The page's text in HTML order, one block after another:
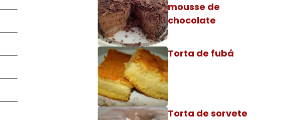
mousse de
chocolate
Torta de fubá
Torta de sorvete